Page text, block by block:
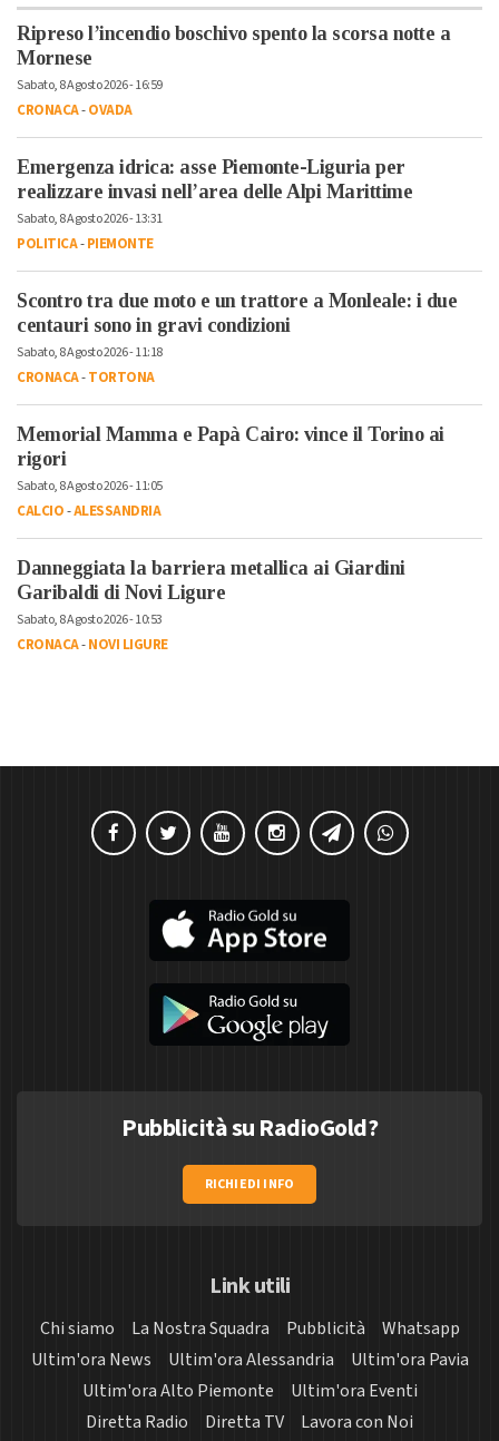
Ripreso l’incendio boschivo spento la scorsa notte a
Mornese
Sabato, 8 Agosto 2026 - 16:59
CRONACA-OVADA
Emergenza idrica: asse Piemonte-Liguria per
realizzare invasi nell’area delle Alpi Marittime
Sabato, 8 Agosto 2026 - 13:31
POLITICA-PIEMONTE
Scontro tra due moto e un trattore a Monleale: i due
centauri sono in gravi condizioni
Sabato, 8 Agosto 2026 - 11:18
CRONACA-TORTONA
Memorial Mamma e Papà Cairo: vince il Torino ai
rigori
Sabato, 8 Agosto 2026 - 11:05
CALCIO-ALESSANDRIA
Danneggiata la barriera metallica ai Giardini
Garibaldi di Novi Ligure
Sabato, 8 Agosto 2026 - 10:53
CRONACA-NOVI LIGURE
Pubblicità su RadioGold?
RICHIEDI INFO
Link utili
Chi siamo La Nostra Squadra Pubblicità
Whatsapp
Ultim'ora News
Ultim'ora Alessandria
Ultim'ora Pavia
Ultim'ora Alto Piemonte
Ultim'ora Eventi
Diretta Radio
Diretta TV Lavora con Noi